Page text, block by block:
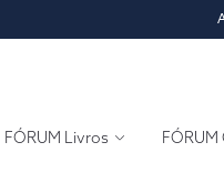
FÓRUM Livros FÓRUM